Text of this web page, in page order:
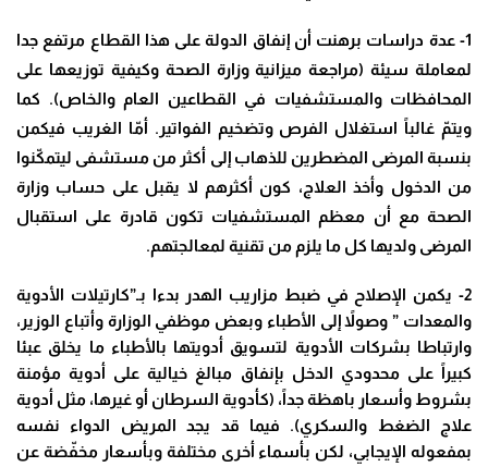
1- عدة دراسات برهنت أن إنفاق الدولة على هذا القطاع مرتفع جدا
لمعاملة سيئة (مراجعة ميزانية وزارة الصحة وكيفية توزيعها على
المحافظات والمستشفيات في القطاعين العام والخاص). كما
ويتمّ غالباً استغلال الفرص وتضخيم الفواتير. أمّا الغريب فيكمن
بنسبة المرضى المضطرين للذهاب إلى أكثر من مستشفى ليتمكّنوا
من الدخول وأخذ العلاج، كون أكثرهم لا يقبل على حساب وزارة
الصحة مع أن معظم المستشفيات تكون قادرة على استقبال
المرضى ولديها كل ما يلزم من تقنية لمعالجتهم.
2- يكمن الإصلاح في ضبط مزاريب الهدر بدءا بـ”كارتيلات الأدوية
والمعدات ” وصولاً إلى الأطباء وبعض موظفي الوزارة وأتباع الوزير،
وارتباطا بشركات الأدوية لتسويق أدويتها بالأطباء ما يخلق عبئا
كبيراً على محدودي الدخل بإنفاق مبالغ خيالية على أدوية مؤمنة
بشروط وأسعار باهظة جداً، (كأدوية السرطان أو غيرها، مثل أدوية
علاج الضغط والسكري). فيما قد يجد المريض الدواء نفسه
بمفعوله الإيجابي، لكن بأسماء أخرى مختلفة وبأسعار مخفّضة عن